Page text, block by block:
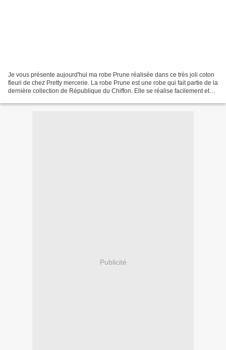
Je vous présente aujourd'hui ma robe Prune réalisée dans ce très joli coton
fleuri de chez Pretty mercerie. La robe Prune est une robe qui fait partie de la
dernière collection de République du Chiffon. Elle se réalise facilement et
Publicité